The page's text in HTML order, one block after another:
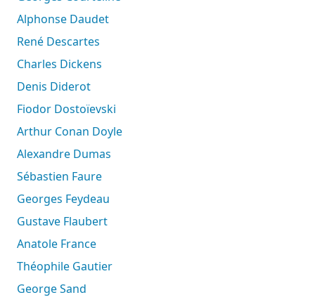
Alphonse Daudet
René Descartes
Charles Dickens
Denis Diderot
Fiodor Dostoïevski
Arthur Conan Doyle
Alexandre Dumas
Sébastien Faure
Georges Feydeau
Gustave Flaubert
Anatole France
Théophile Gautier
George Sand